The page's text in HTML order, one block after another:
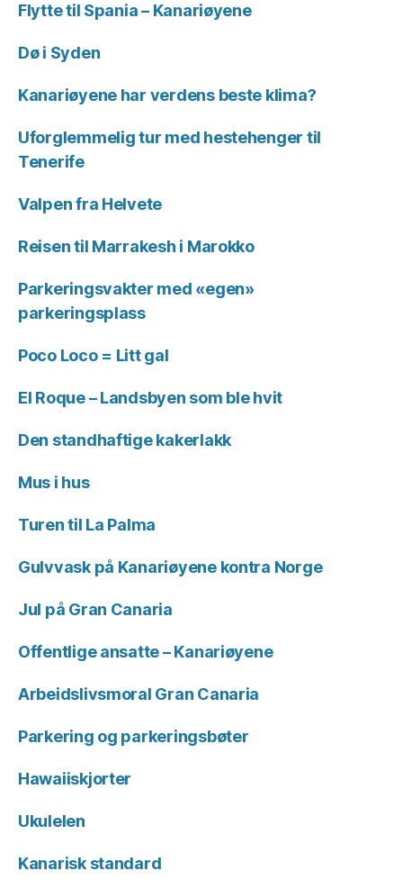
Flytte til Spania – Kanariøyene
Dø i Syden
Kanariøyene har verdens beste klima?
Uforglemmelig tur med hestehenger til
Tenerife
Valpen fra Helvete
Reisen til Marrakesh i Marokko
Parkeringsvakter med «egen»
parkeringsplass
Poco Loco = Litt gal
El Roque – Landsbyen som ble hvit
Den standhaftige kakerlakk
Mus i hus
Turen til La Palma
Gulvvask på Kanariøyene kontra Norge
Jul på Gran Canaria
Offentlige ansatte – Kanariøyene
Arbeidslivsmoral Gran Canaria
Parkering og parkeringsbøter
Hawaiiskjorter
Ukulelen
Kanarisk standard